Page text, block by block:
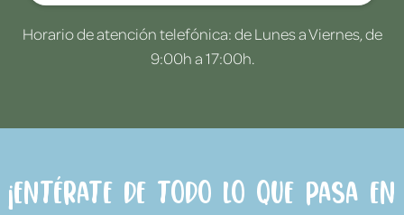
Horario de atención telefónica: de Lunes a Viernes, de
9:00h a 17:00h.
¡Entérate de todo lo que pasa en